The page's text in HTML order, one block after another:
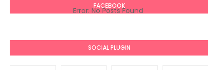
FACEBOOK
Error: No Posts Found
SOCIAL PLUGIN